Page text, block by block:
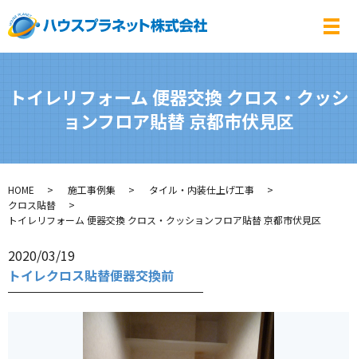
メ
トイレリフォーム 便器交換 クロス・クッシ
ョンフロア貼替 京都市伏見区
HOME 施工事例集
タイル・内装仕上げ工事
クロス貼替
トイレリフォーム 便器交換 クロス・クッションフロア貼替 京都市伏見区
2020/03/19
トイレクロス貼替便器交換前